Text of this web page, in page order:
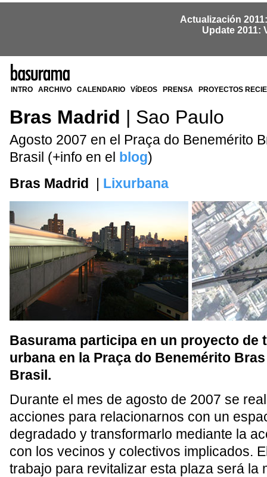
Actualización
Update 2011:
INTRO ARCHIVO CALENDARIO VíDEOS PRENSA PROYECTOS
Bras Madrid | Sao Paulo
Agosto 2007 en el Praça do Benemérito
Brasil (+info en el blog)
Bras Madrid | Lixurbana
Basurama participa en un proyecto de
urbana en la Praça do Benemérito
Brasil.
Durante el mes de agosto de 2007 se
acciones para relacionarnos con un
degradado y transformarlo mediante la
con los vecinos y colectivos implicados.
trabajo para revitalizar esta plaza será la